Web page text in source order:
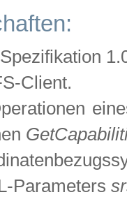
Client.
Parameters